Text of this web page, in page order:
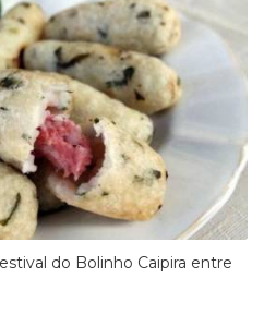
do Bolinho Caipira entre